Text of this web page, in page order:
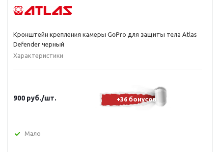
Кронштейн крепления камеры GoPro для защиты тела Atlas
Defender черный
Характеристики
900 руб./шт. +36 бонусов
Мало